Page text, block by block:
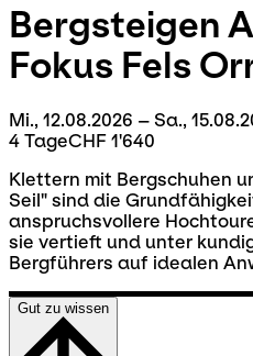
Bergsteigen
Fokus Fels
Mi., 12.08.2026 – Sa.,
4 TageCHF 1'640
Klettern mit Bergschuhen
Seil" sind die
anspruchsvollere
sie vertieft und unter
Bergführers auf idealen
Gut zu wissen